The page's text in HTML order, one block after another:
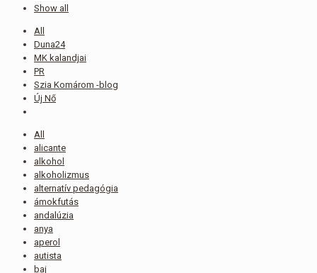
Show all
All
Duna24
MK kalandjai
PR
Szia Komárom -blog
Új Nő
All
alicante
alkohol
alkoholizmus
alternatív pedagógia
ámokfutás
andalúzia
anya
aperol
autista
baj